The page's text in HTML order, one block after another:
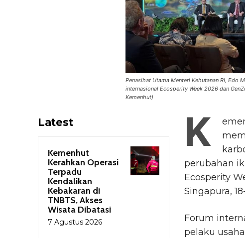
Penasihat Utama Menteri Kehutanan RI, Edo
internasional Ecosperity Week 2026 dan
Kemenhut)
Latest
Kemenhut
Kerahkan Operasi
Terpadu
Kendalikan
Kebakaran di
TNBTS, Akses
Wisata Dibatasi
7 Agustus 2026
K
perubahan
Ecosperity
Singapura,
Forum
pelaku